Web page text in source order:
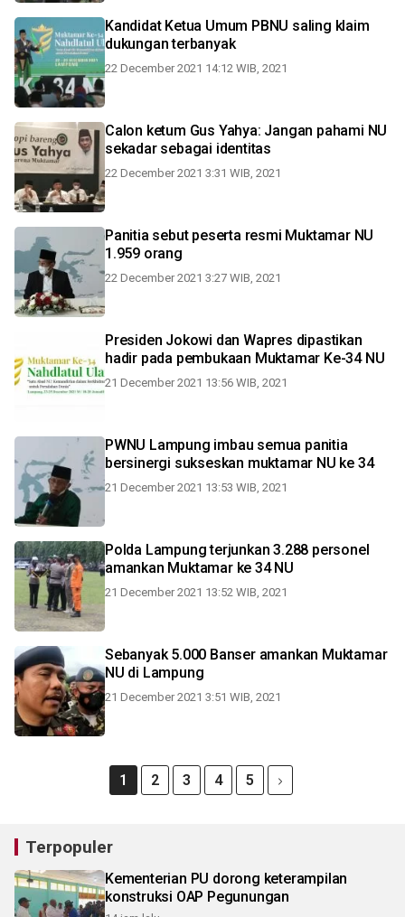
Kandidat Ketua Umum PBNU saling klaim
dukungan terbanyak
22 December 2021 14:12 WIB, 2021
Calon ketum Gus Yahya: Jangan pahami NU
sekadar sebagai identitas
22 December 2021 3:31 WIB, 2021
Panitia sebut peserta resmi Muktamar NU
1.959 orang
22 December 2021 3:27 WIB, 2021
Presiden Jokowi dan Wapres dipastikan
hadir pada pembukaan Muktamar Ke-34 NU
21 December 2021 13:56 WIB, 2021
PWNU Lampung imbau semua panitia
bersinergi sukseskan muktamar NU ke 34
21 December 2021 13:53 WIB, 2021
Polda Lampung terjunkan 3.288 personel
amankan Muktamar ke 34 NU
21 December 2021 13:52 WIB, 2021
Sebanyak 5.000 Banser amankan Muktamar
NU di Lampung
21 December 2021 3:51 WIB, 2021
1 2 3 4 5
Terpopuler
Kementerian PU dorong keterampilan
konstruksi OAP Pegunungan